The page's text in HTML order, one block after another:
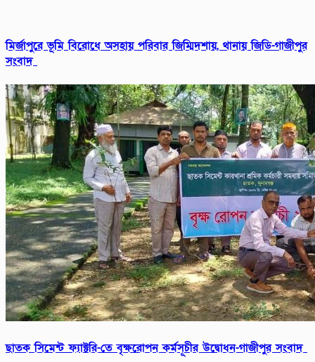
মির্জাপুরে ভূমি বিরোধে অসহায় পরিবার জিম্মিদশায়, থানায় জিডি-গাজীপুর
সংবাদ
ছাতক সিমেন্ট ফ্যাক্টরি-তে বৃক্ষরোপন কর্মসূচীর উদ্বোধন-গাজীপুর সংবাদ